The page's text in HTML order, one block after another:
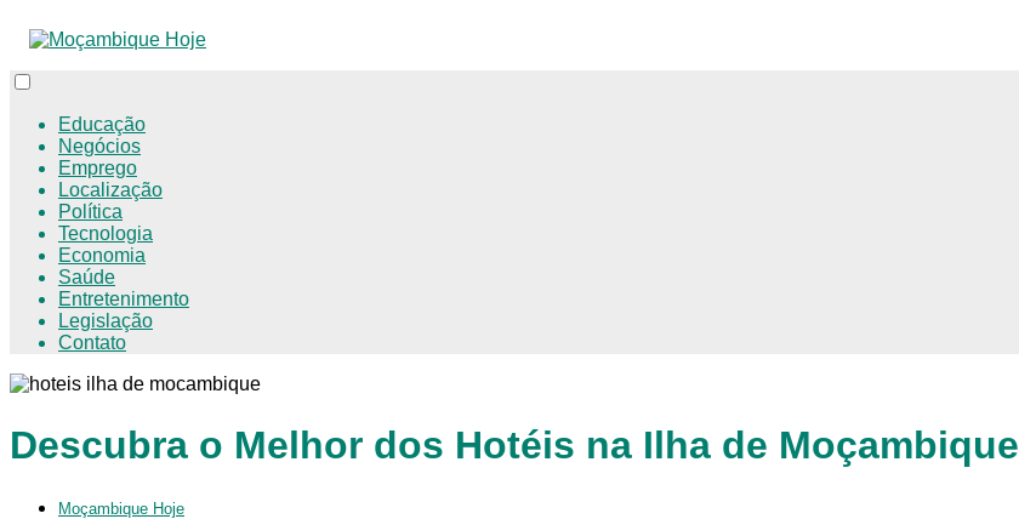
Educação
Negócios
Emprego
Localização
Política
Tecnologia
Economia
Saúde
Entretenimento
Legislação
Contato
Descubra o Melhor dos Hotéis na Ilha de Moçambique
Moçambique Hoje